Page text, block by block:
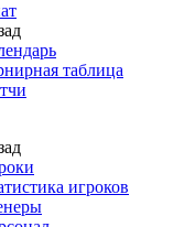
таблица
игроков